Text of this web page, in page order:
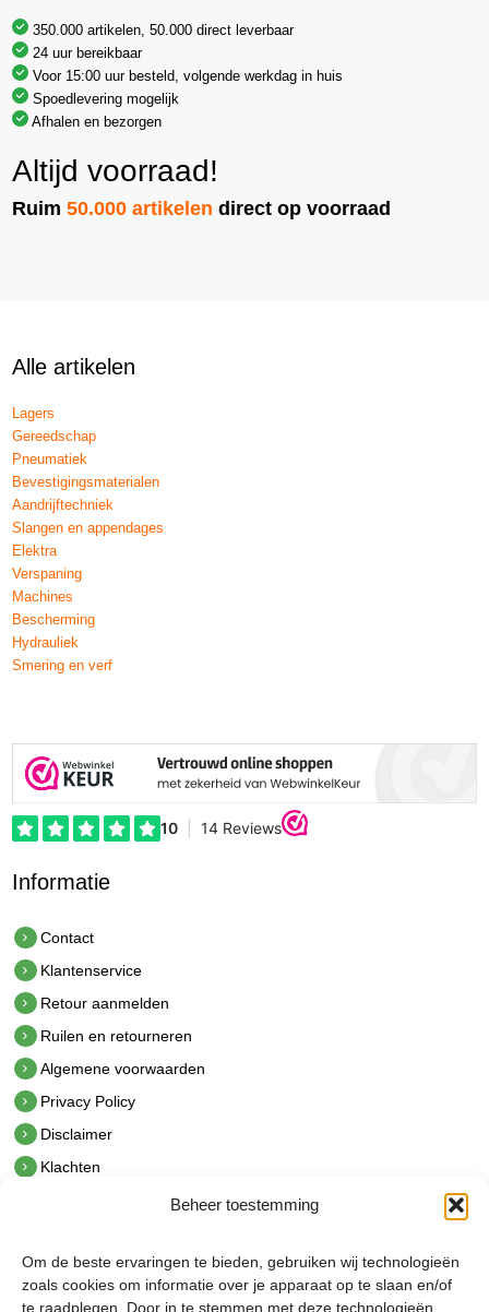
Beheer toestemming
Om de beste ervaringen te bieden, gebruiken wij technologieën
zoals cookies om informatie over je apparaat op te slaan en/of
te raadplegen. Door in te stemmen met deze technologieën
350.000 artikelen, 50.000 direct leverbaar
24 uur bereikbaar
Voor 15:00 uur besteld, volgende werkdag in huis
Spoedlevering mogelijk
Afhalen en bezorgen
Altijd voorraad!
Ruim50.000 artikelen direct op voorraad
Alle artikelen
Lagers
Gereedschap
Pneumatiek
Bevestigingsmaterialen
Aandrijftechniek
Slangen en appendages
Elektra
Verspaning
Machines
Bescherming
Hydrauliek
Smering en verf
Informatie
Contact
Klantenservice
Retour aanmelden
Ruilen en retourneren
Algemene voorwaarden
Privacy Policy
Disclaimer
Klachten
hetindustriehuis B.V.
De Hoek 1 1601 MR Enkhuizen
t.0228 53 00 40